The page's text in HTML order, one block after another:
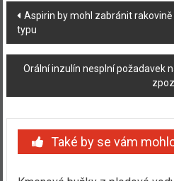
Navigace
příspěvku
Aspirin by mohl zabránit rakovině
typu
Orální inzulín nesplní požadavek
Také by se vám